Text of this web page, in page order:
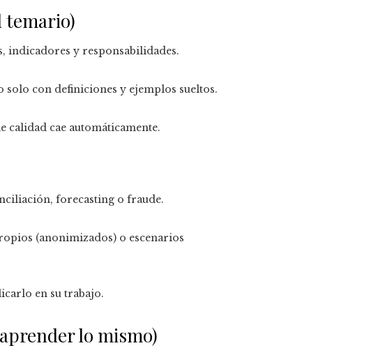
temario)
indicadores y responsabilidades.
solo con definiciones y ejemplos sueltos.
calidad cae automáticamente.
forecasting o fraude.
(anonimizados) o escenarios
en su trabajo.
lo mismo)